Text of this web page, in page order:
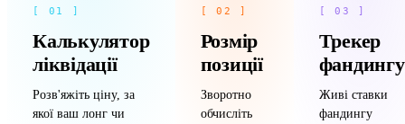
[ 01 ]
Калькулятор
ліквідації
Розв'яжіть ціну, за
якої ваш лонг чи
[ 02 ]
Розмір
позиції
Зворотно
обчисліть
[ 03 ]
Трекер
фандингу
Живі ставки
фандингу